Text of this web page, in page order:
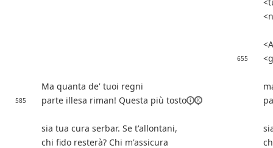
655
Ma quanta de' tuoi regni
585 parte illesa riman! Questa più tosto
sia tua cura serbar. Se t'allontani,
chi fido resterà? Chi m'assicura